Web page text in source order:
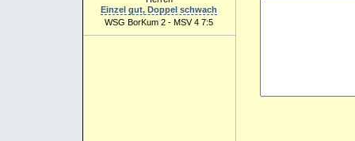
Einzel gut, Doppel schwach
WSG BorKum 2 - MSV 4 7:5